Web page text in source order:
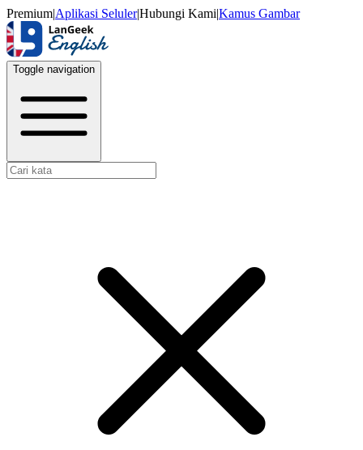
Premium|Aplikasi Seluler|Hubungi Kami|Kamus Gambar
Toggle navigation